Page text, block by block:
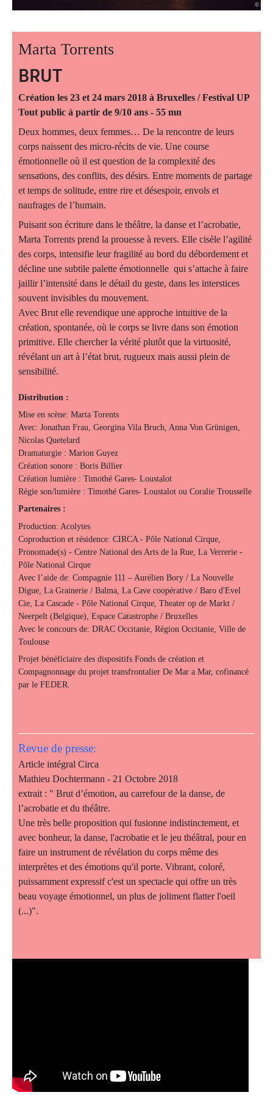
Marta Torrents
BRUT
Création les 23 et 24 mars 2018 à Bruxelles / Festival UP
Tout public à partir de 9/10 ans - 55 mn
Deux hommes, deux femmes… De la rencontre de leurs
corps naissent des micro-récits de vie. Une course
émotionnelle où il est question de la complexité des
sensations, des conflits, des désirs. Entre moments de partage
et temps de solitude, entre rire et désespoir, envols et
naufrages de l’humain.
Puisant son écriture dans le théâtre, la danse et l’acrobatie,
Marta Torrents prend la prouesse à revers. Elle cisèle l’agilité
des corps, intensifie leur fragilité au bord du débordement et
décline une subtile palette émotionnelle qui s’attache à faire
jaillir l’intensité dans le détail du geste, dans les interstices
souvent invisibles du mouvement.
Avec Brut elle revendique une approche intuitive de la
création, spontanée, où le corps se livre dans son émotion
primitive. Elle chercher la vérité plutôt que la virtuosité,
révélant un art à l’état brut, rugueux mais aussi plein de
sensibilité.
Distribution :
Mise en scène: Marta Torents
Avec: Jonathan Frau, Georgina Vila Bruch, Anna Von Grünigen,
Nicolas Quetelard
Dramaturgie : Marion Guyez
Création sonore : Boris Billier
Création lumière : Timothé Gares- Loustalot
Régie son/lumière : Timothé Gares- Loustalot ou Coralie Trousselle
Partenaires :
Production: Acolytes
Coproduction et résidence: CIRCA - Pôle National Cirque,
Pronomade(s) - Centre National des Arts de la Rue, La Verrerie -
Pôle National Cirque
Avec l’aide de: Compagnie 111 – Aurélien Bory / La Nouvelle
Digue, La Grainerie / Balma, La Cave coopérative / Baro d'Evel
Cie, La Cascade - Pôle National Cirque, Theater op de Markt /
Neerpelt (Belgique), Espace Catastrophe / Bruxelles
Avec le concours de: DRAC Occitanie, Région Occitanie, Ville de
Toulouse
Projet bénéficiaire des dispositifs Fonds de création et
Compagnonnage du projet transfrontalier De Mar a Mar, cofinancé
par le FEDER.
Revue de presse:
Article intégral Circa
Mathieu Dochtermann - 21 Octobre 2018
extrait : " Brut d’émotion, au carrefour de la danse, de
l’acrobatie et du théâtre.
Une très belle proposition qui fusionne indistinctement, et
avec bonheur, la danse, l'acrobatie et le jeu théâtral, pour en
faire un instrument de révélation du corps même des
interprètes et des émotions qu'il porte. Vibrant, coloré,
puissamment expressif c'est un spectacle qui offre un très
beau voyage émotionnel, un plus de joliment flatter l'oeil
(...)".